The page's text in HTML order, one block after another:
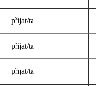
přijat/ta
přijat/ta
přijat/ta